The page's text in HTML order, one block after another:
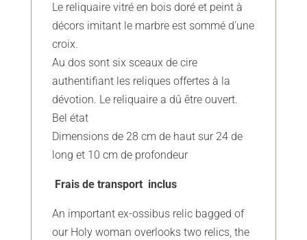
Le reliquaire vitré en bois doré et peint à
décors imitant le marbre est sommé d’une
croix.
Au dos sont six sceaux de cire
authentifiant les reliques offertes à la
dévotion. Le reliquaire a dû être ouvert.
Bel état
Dimensions de 28 cm de haut sur 24 de
long et 10 cm de profondeur
Frais de transport inclus
An important ex-ossibus relic bagged of
our Holy woman overlooks two relics, the